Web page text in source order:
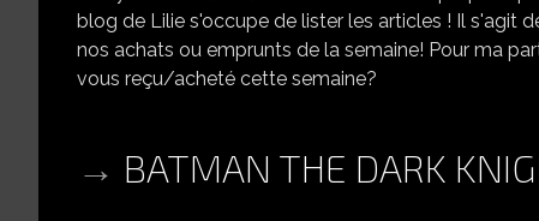
blog de Lilie s'occupe de lister les articles ! Il s'agit
nos achats ou emprunts de la semaine! Pour ma
vous reçu/acheté cette semaine?
BATMAN THE DARK